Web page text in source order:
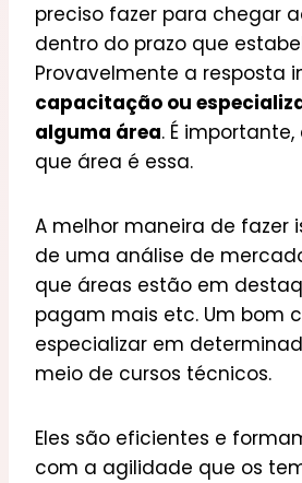
preciso fazer para chegar
dentro do prazo que
Provavelmente a resposta
capacitação ou
alguma área. É
que área é essa.
A melhor maneira de fazer
de uma análise de
que áreas estão em
pagam mais etc. Um bom
especializar em
meio de cursos técnicos.
Eles são eficientes e
com a agilidade que os